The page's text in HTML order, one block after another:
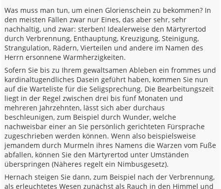
Was muss man tun, um einen Glorienschein zu bekommen? In
den meisten Fällen zwar nur Eines, das aber sehr, sehr
nachhaltig, und zwar: sterben! Idealerweise den Märtyrertod
durch Verbrennung, Enthauptung, Kreuzigung, Steinigung,
Strangulation, Rädern, Vierteilen und andere im Namen des
Herrn ersonnene Warmherzigkeiten.
Sofern Sie bis zu Ihrem gewaltsamen Ableben ein frommes und
kardinaltugendliches Dasein geführt haben, kommen Sie nun
auf die Warteliste für die Seligsprechung. Die Bearbeitungszeit
liegt in der Regel zwischen drei bis fünf Monaten und
mehreren Jahrzehnten, lässt sich aber durchaus
beschleunigen, zum Beispiel durch Wunder, welche
nachweisbar einer an Sie persönlich gerichteten Fürsprache
zugeschrieben werden können. Wenn also beispielsweise
jemandem durch Murmeln ihres Namens die Warzen vom Fuße
abfallen, können Sie den Märtyrertod unter Umständen
überspringen (Näheres regelt ein Nimbusgesetz).
Hernach steigen Sie dann, zum Beispiel nach der Verbrennung,
als erleuchtetes Wesen zunächst als Rauch in den Himmel und